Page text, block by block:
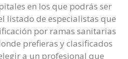
en los que podrás ser
listado de especialistas que
por ramas sanitarias
prefieras y clasificados
a un profesional que